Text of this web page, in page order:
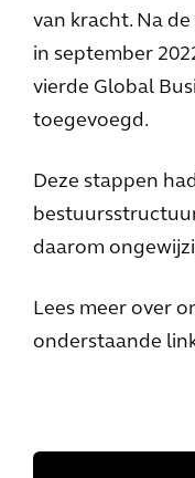
van kracht. Na
in september
vierde Global
toegevoegd.
Deze stappen
daarom
Lees meer over
onderstaande